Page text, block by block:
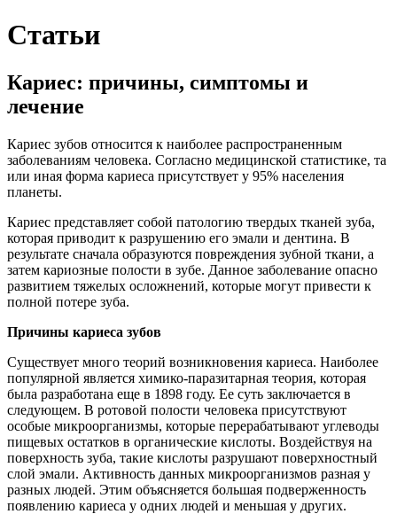
Статьи
Кариес: причины, симптомы и
лечение
Кариес зубов относится к наиболее распространенным
заболеваниям человека. Согласно медицинской статистике, та
или иная форма кариеса присутствует у 95% населения
планеты.
Кариес представляет собой патологию твердых тканей зуба,
которая приводит к разрушению его эмали и дентина. В
результате сначала образуются повреждения зубной ткани, а
затем кариозные полости в зубе. Данное заболевание опасно
развитием тяжелых осложнений, которые могут привести к
полной потере зуба.
Причины кариеса зубов
Существует много теорий возникновения кариеса. Наиболее
популярной является химико-паразитарная теория, которая
была разработана еще в 1898 году. Ее суть заключается в
следующем. В ротовой полости человека присутствуют
особые микроорганизмы, которые перерабатывают углеводы
пищевых остатков в органические кислоты. Воздействуя на
поверхность зуба, такие кислоты разрушают поверхностный
слой эмали. Активность данных микроорганизмов разная у
разных людей. Этим объясняется большая подверженность
появлению кариеса у одних людей и меньшая у других.